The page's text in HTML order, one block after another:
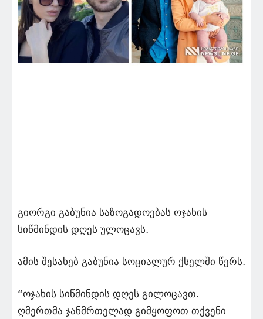
გიორგი გაბუნია საზოგადოებას ოჯახის
სიწმინდის დღეს ულოცავს.
ამის შესახებ გაბუნია სოციალურ ქსელში წერს.
“ოჯახის სიწმინდის დღეს გილოცავთ.
ღმერთმა ჯანმრთელად გიმყოფოთ თქვენი